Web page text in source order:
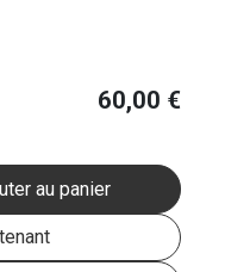
au panier
60,00 €